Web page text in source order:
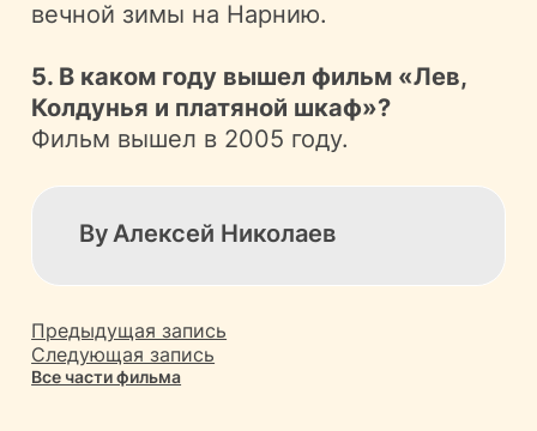
вечной зимы на Нарнию.
5. В каком году вышел фильм «Лев,
Колдунья и платяной шкаф»?
Фильм вышел в 2005 году.
ByАлексей Николаев
Предыдущая запись
Следующая запись
Все части фильма